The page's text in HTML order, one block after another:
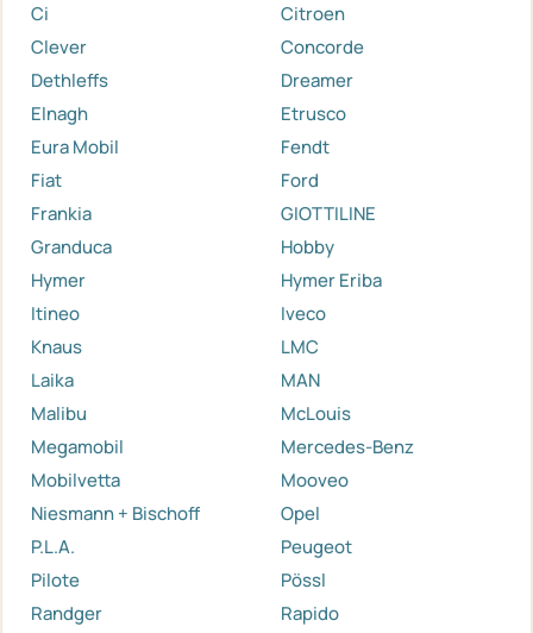
Ci
Citroen
Clever
Concorde
Dethleffs
Dreamer
Elnagh
Etrusco
Eura Mobil
Fendt
Fiat
Ford
Frankia
GIOTTILINE
Granduca
Hobby
Hymer
Hymer Eriba
Itineo
Iveco
Knaus
LMC
Laika
MAN
Malibu
McLouis
Megamobil
Mercedes-Benz
Mobilvetta
Mooveo
Niesmann + Bischoff
Opel
P.L.A.
Peugeot
Pilote
Pössl
Randger
Rapido